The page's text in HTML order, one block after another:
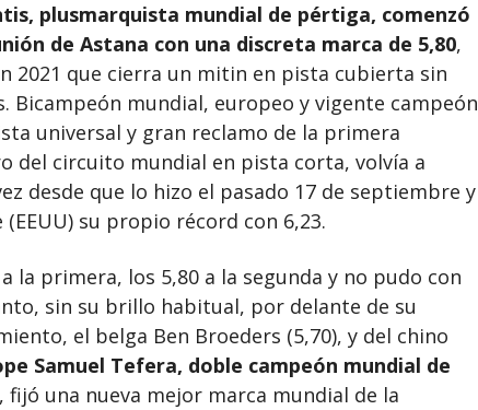
plusmarquista mundial de pértiga, comenzó
de Astana con una discreta marca de 5,80,
2021 que cierra un mitin en pista cubierta sin
Bicampeón mundial, europeo y vigente campeón
universal y gran reclamo de la primera
del circuito mundial en pista corta, volvía a
desde que lo hizo el pasado 17 de septiembre y
su propio récord con 6,23.
la primera, los 5,80 a la segunda y no pudo con
sin su brillo habitual, por delante de su
el belga Ben Broeders (5,70), y del chino
Samuel Tefera, doble campeón mundial de
, fijó una nueva mejor marca mundial de la